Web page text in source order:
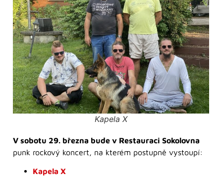
Kapela X
V sobotu 29. března bude v Restauraci Sokolovna
punk rockový koncert, na kterém postupně vystoupí:
Kapela X